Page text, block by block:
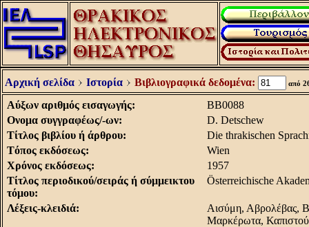
Αρχική σελίδα Ιστορία Βιβλιογραφικά δεδομένα: από
Aύξων αριθμός εισαγωγής:
BB0088
Oνομα συγγραφέως/-ων:
D. Detschew
Tίτλος βιβλίου ή άρθρου:
Die thrakischen
Tόπος εκδόσεως:
Wien
Xρόνος εκδόσεως:
1957
Tίτλος περιοδικού/σειράς ή σύμμεικτου
τόμου:
Österreichische
Λέξεις-κλειδιά:
Αισύμη, Αβρολέβας,
Μαρκέρωτα,